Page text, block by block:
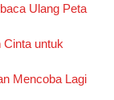
Ulang Peta
Cinta untuk
Mencoba Lagi